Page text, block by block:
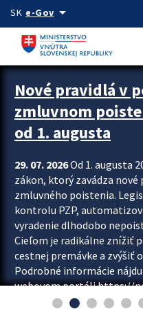
Preskocit na hlavný obsah
SK e-Govarrow_drop_down
Zastavit automatický posun
Nové pravidlá v
zmluvnom
od 1. augusta
29. 07. 2026Od 1. augusta
zákon, ktorý zavádza
zmluvného poistenia.
kontrolu PZP,
vyradenie dlhodobo
Cieľom je radikálne znížiť
cestnej premávke a zvýšiť
Podrobné informácie
webovom portáli https://
ktorom od augusta